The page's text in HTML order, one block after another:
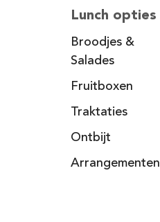
Lunch opties
Broodjes &
Salades
Fruitboxen
Traktaties
Ontbijt
Arrangementen